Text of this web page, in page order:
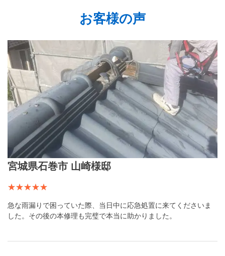
お客様の声
宮城県石巻市 山崎様邸
急な雨漏りで困っていた際、当日中に応急処置に来てくださいま
した。その後の本修理も完璧で本当に助かりました。